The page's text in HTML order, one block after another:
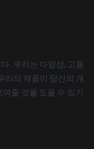
. 우리는 다양성, 고품
리의 제품이 당신의 개
줄 것을 도울 수 있기